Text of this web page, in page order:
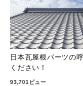
日本瓦屋根パーツの
ください！
93,701ビュー